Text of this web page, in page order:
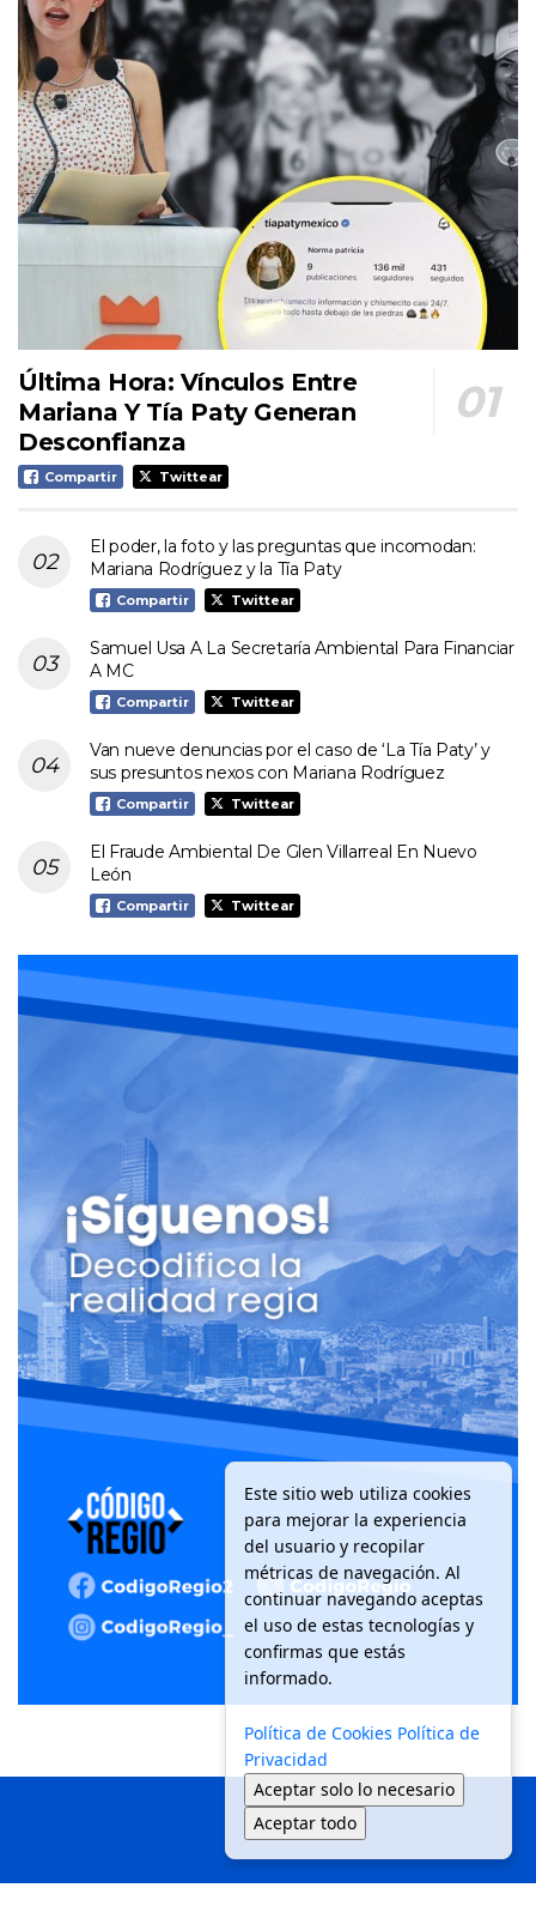
Última Hora: Vínculos Entre
Mariana Y Tía Paty Generan
Desconfianza
Compartir Twittear
El poder, la foto y las preguntas que incomodan:
Mariana Rodríguez y la Tía Paty
Compartir Twittear
Samuel Usa A La Secretaría Ambiental Para Financiar
A MC
Compartir Twittear
Van nueve denuncias por el caso de ‘La Tía Paty’ y
sus presuntos nexos con Mariana Rodríguez
Compartir Twittear
El Fraude Ambiental De Glen Villarreal En Nuevo
León
Compartir Twittear
Este sitio web utiliza cookies
para mejorar la experiencia
del usuario y recopilar
métricas de navegación. Al
continuar navegando aceptas
el uso de estas tecnologías y
confirmas que estás
informado.
Política de Cookies Política de
Privacidad
Aceptar solo lo necesario
Aceptar todo